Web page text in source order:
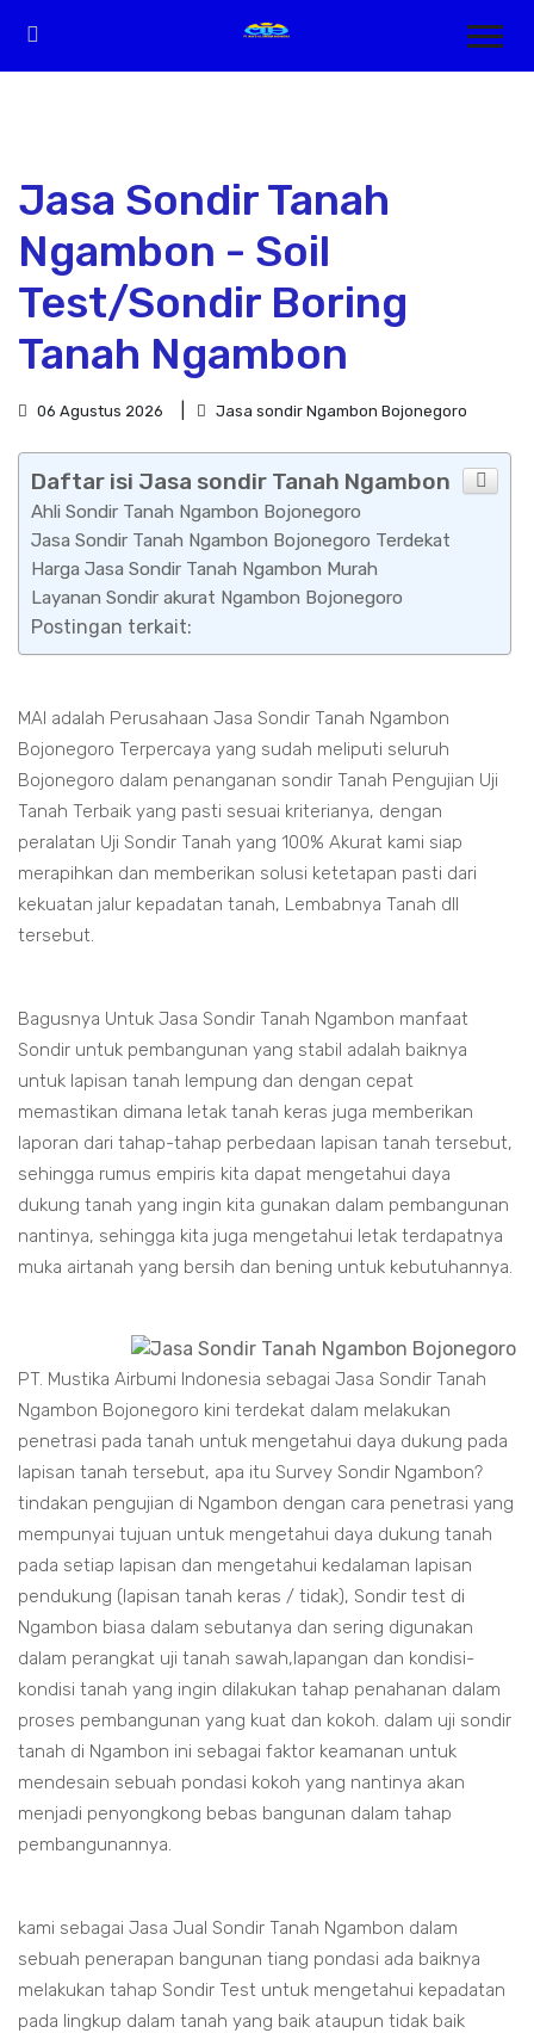
Jasa Sondir Tanah
Ngambon - Soil
Test/Sondir Boring
Tanah Ngambon
06 Agustus 2026 Jasa sondir Ngambon Bojonegoro
Daftar isi Jasa sondir Tanah Ngambon
Ahli Sondir Tanah Ngambon Bojonegoro
Jasa Sondir Tanah Ngambon Bojonegoro Terdekat
Harga Jasa Sondir Tanah Ngambon Murah
Layanan Sondir akurat Ngambon Bojonegoro
Postingan terkait:
MAI adalah Perusahaan Jasa Sondir Tanah Ngambon
Bojonegoro Terpercaya yang sudah meliputi seluruh
Bojonegoro dalam penanganan sondir Tanah Pengujian Uji
Tanah Terbaik yang pasti sesuai kriterianya, dengan
peralatan Uji Sondir Tanah yang 100% Akurat kami siap
merapihkan dan memberikan solusi ketetapan pasti dari
kekuatan jalur kepadatan tanah, Lembabnya Tanah dll
tersebut.
Bagusnya Untuk Jasa Sondir Tanah Ngambon manfaat
Sondir untuk pembangunan yang stabil adalah baiknya
untuk lapisan tanah lempung dan dengan cepat
memastikan dimana letak tanah keras juga memberikan
laporan dari tahap-tahap perbedaan lapisan tanah tersebut,
sehingga rumus empiris kita dapat mengetahui daya
dukung tanah yang ingin kita gunakan dalam pembangunan
nantinya, sehingga kita juga mengetahui letak terdapatnya
muka airtanah yang bersih dan bening untuk kebutuhannya.
PT. Mustika Airbumi Indonesia sebagai Jasa Sondir Tanah
Ngambon Bojonegoro kini terdekat dalam melakukan
penetrasi pada tanah untuk mengetahui daya dukung pada
lapisan tanah tersebut, apa itu Survey Sondir Ngambon?
tindakan pengujian di Ngambon dengan cara penetrasi yang
mempunyai tujuan untuk mengetahui daya dukung tanah
pada setiap lapisan dan mengetahui kedalaman lapisan
pendukung (lapisan tanah keras / tidak), Sondir test di
Ngambon biasa dalam sebutanya dan sering digunakan
dalam perangkat uji tanah sawah,lapangan dan kondisi-
kondisi tanah yang ingin dilakukan tahap penahanan dalam
proses pembangunan yang kuat dan kokoh. dalam uji sondir
tanah di Ngambon ini sebagai faktor keamanan untuk
mendesain sebuah pondasi kokoh yang nantinya akan
menjadi penyongkong bebas bangunan dalam tahap
pembangunannya.
kami sebagai Jasa Jual Sondir Tanah Ngambon dalam
sebuah penerapan bangunan tiang pondasi ada baiknya
melakukan tahap Sondir Test untuk mengetahui kepadatan
pada lingkup dalam tanah yang baik ataupun tidak baik